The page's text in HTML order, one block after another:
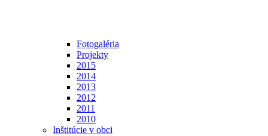
Fotogaléria
Projekty
2015
2014
2013
2012
2011
2010
Inštitúcie v obci